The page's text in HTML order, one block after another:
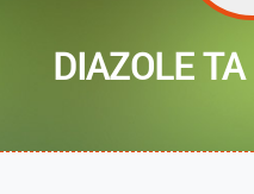
DIAZOLE TA